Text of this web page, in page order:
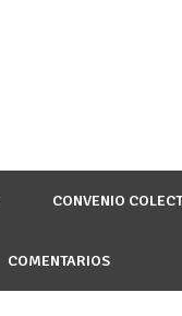
CONVENIO
COMENTARIOS